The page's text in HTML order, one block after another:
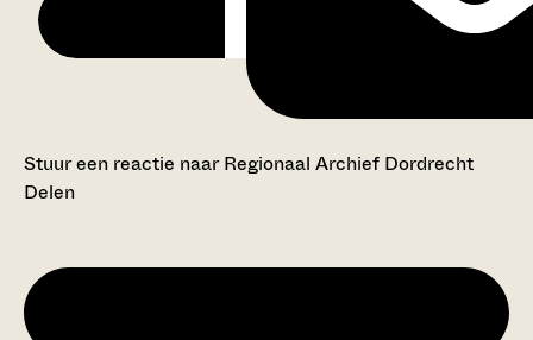
Stuur een reactie naar Regionaal Archief Dordrecht
Delen